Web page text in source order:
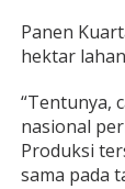
Panen
hektar
“Tentunya,
nasional
Produksi
sama pada